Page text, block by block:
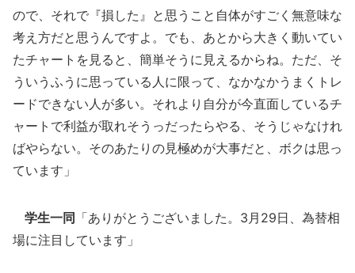
ので、それで『損した』と思うこと自体がすごく無意味な
考え方だと思うんですよ。でも、あとから大きく動いてい
たチャートを見ると、簡単そうに見えるからね。ただ、そ
ういうふうに思っている人に限って、なかなかうまくトレ
ードできない人が多い。それより自分が今直面しているチ
ャートで利益が取れそうっだったらやる、そうじゃなけれ
ばやらない。そのあたりの見極めが大事だと、ボクは思っ
ています」
学生一同 「ありがとうございました。3月29日、為替相
場に注目しています」